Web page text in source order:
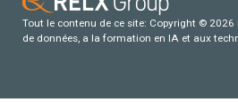
Tout le contenu de ce site: Copyright ©
de données, a la formation en IA et aux